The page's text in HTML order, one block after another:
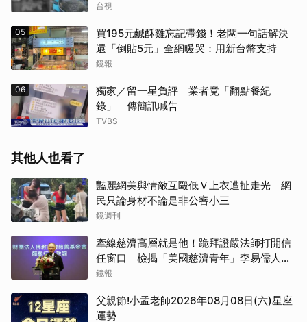
台視
05
買195元鹹酥雞忘記帶錢！老闆一句話解決
還「倒貼5元」全網暖哭：用新台幣支持
鏡報
06
獨家／留一星負評 業者竟「翻點餐紀
錄」 傳簡訊喊告
TVBS
其他人也看了
豔麗網美與情敵互毆低Ｖ上衣遭扯走光 網
民只論身材不論是非公審小三
鏡週刊
牽線慈濟高層就是他！跪拜證嚴法師打開信
任窗口 檢揭「美國慈濟青年」李易儒人脈
網絡
鏡報
父親節!小孟老師2026年08月08日(六)星座
運勢